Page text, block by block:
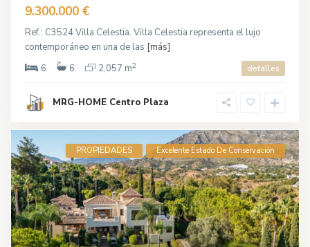
9.300.000 €
Ref.: C3524 Villa Celestia. Villa Celestia representa el lujo
contemporáneo en una de las [más]
6
6 2,057 m2 detalles
MRG-HOME Centro Plaza
PROPIEDADES Excelente Estado De Conservación